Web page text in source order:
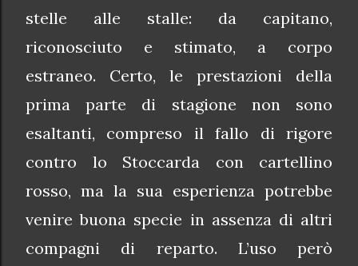
stelle alle stalle: da capitano,
riconosciuto e stimato, a corpo
estraneo. Certo, le prestazioni della
prima parte di stagione non sono
esaltanti, compreso il fallo di rigore
contro lo Stoccarda con cartellino
rosso, ma la sua esperienza potrebbe
venire buona specie in assenza di altri
compagni di reparto. L’uso però